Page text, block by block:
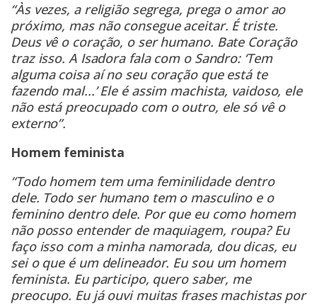
“Às vezes, a religião segrega, prega o amor ao
próximo, mas não consegue aceitar. É triste.
Deus vê o coração, o ser humano. Bate Coração
traz isso. A Isadora fala com o Sandro: ‘Tem
alguma coisa aí no seu coração que está te
fazendo mal...’ Ele é assim machista, vaidoso, ele
não está preocupado com o outro, ele só vê o
externo”.
Homem feminista
“Todo homem tem uma feminilidade dentro
dele. Todo ser humano tem o masculino e o
feminino dentro dele. Por que eu como homem
não posso entender de maquiagem, roupa? Eu
faço isso com a minha namorada, dou dicas, eu
sei o que é um delineador. Eu sou um homem
feminista. Eu participo, quero saber, me
preocupo. Eu já ouvi muitas frases machistas por